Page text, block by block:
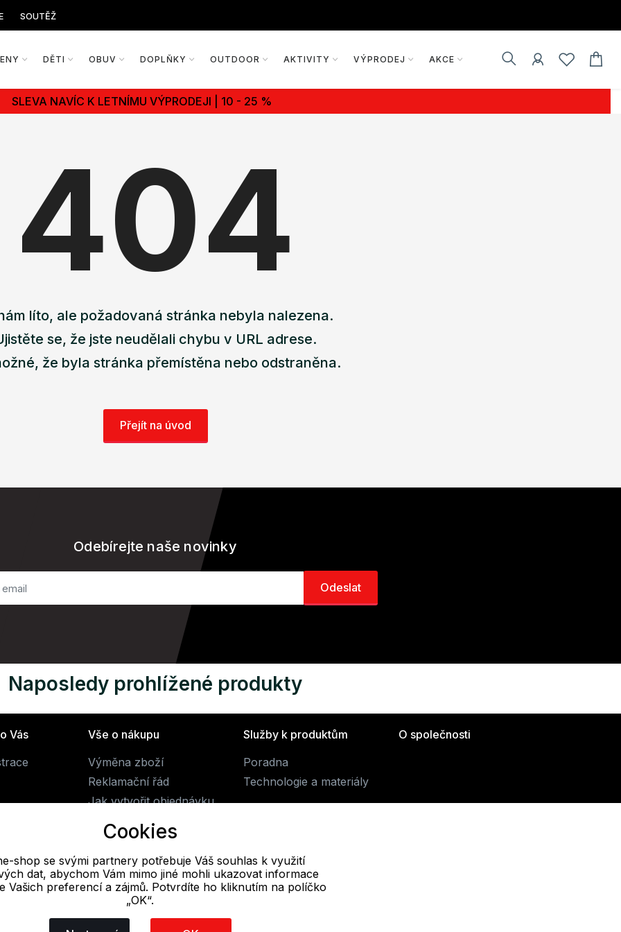
SOUTĚŽ
DĚTI OBUV DOPLŇKY OUTDOOR AKTIVITY VÝPRODEJ AKCE
SLEVA NAVÍC K LETNÍMU VÝPRODEJI | 10 - 25 %
404
líto, ale požadovaná stránka nebyla nalezena.
se, že jste neudělali chybu v URL adrese.
že byla stránka přemístěna nebo odstraněna.
Přejít na úvod
Odebírejte naše novinky
Naposledy prohlížené produkty
Vás
Vše o nákupu
Výměna zboží
Reklamační řád
Jak vytvořit objednávku
Obchodní podmínky
Doprava
Služby k produktům
Poradna
Technologie a materiály
O společnosti
E-mail
obchod@alpine-shop.cz
Cookies
shop se svými partnery potřebuje Váš souhlas k využití
dat, abychom Vám mimo jiné mohli ukazovat informace
Vašich preferencí a zájmů. Potvrdíte ho kliknutím na políčko
„OK“.